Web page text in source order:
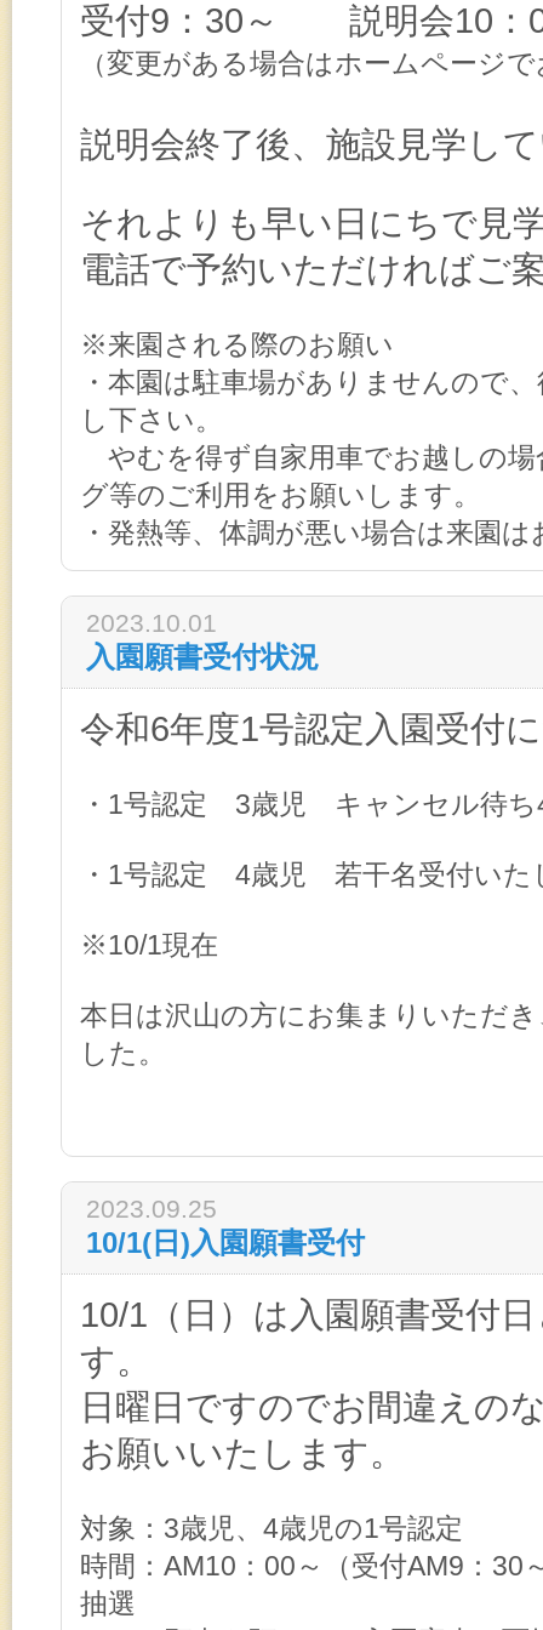
受付9：30～ 説明会10：
（変更がある場合はホームページ
説明会終了後、施設見学し
それよりも早い日にちで見
電話で予約いただければご
※来園される際のお願い
・本園は駐車場がありませんので
し下さい。
やむを得ず自家用車でお越しの
グ等のご利用をお願いします。
・発熱等、体調が悪い場合は来園
2023.10.01
入園願書受付状況
令和6年度1号認定入園受付
・1号認定 3歳児 キャンセル待ち
・1号認定 4歳児 若干名受付いた
※10/1現在
本日は沢山の方にお集まりいただ
した。
2023.09.25
10/1(日)入園願書受付
10/1（日）は入園願書受付
す。
日曜日ですのでお間違えの
お願いいたします。
対象：3歳児、4歳児の1号認定
時間：AM10：00～（受付AM9：30
抽選